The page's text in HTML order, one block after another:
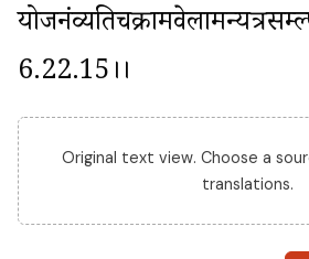
6.22.15।।
Original text view. Choose a
translations.